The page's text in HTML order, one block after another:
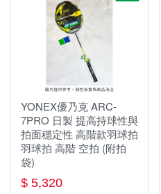
YONEX優乃克 ARC-
7PRO 日製 提高持球性與
拍面穩定性 高階款羽球拍
羽球拍 高階 空拍 (附拍
袋)
$ 5,320